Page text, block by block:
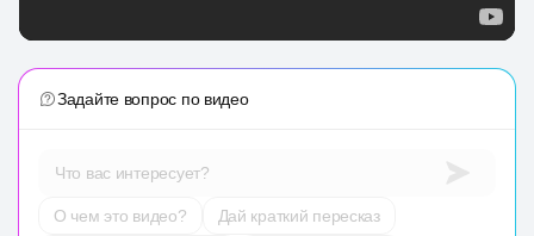
Задайте вопрос по видео
Что вас интересует?
О чем это видео?
Дай краткий пересказ